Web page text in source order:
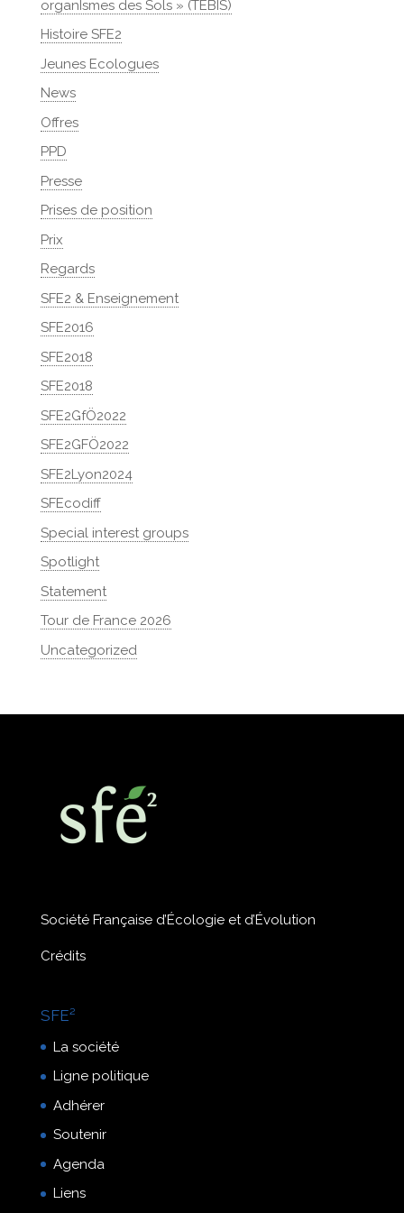
organIsmes des Sols » (TEBIS)
Histoire SFE2
Jeunes Ecologues
News
Offres
PPD
Presse
Prises de position
Prix
Regards
SFE2 & Enseignement
SFE2016
SFE2018
SFE2018
SFE2GfÖ2022
SFE2GFÖ2022
SFE2Lyon2024
SFEcodiff
Special interest groups
Spotlight
Statement
Tour de France 2026
Uncategorized
Société Française d’Écologie et d’Évolution
Crédits
SFE²
La société
Ligne politique
Adhérer
Soutenir
Agenda
Liens